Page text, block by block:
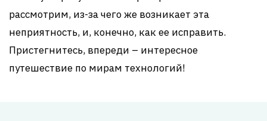
рассмотрим, из-за чего же возникает эта
неприятность, и, конечно, как ее исправить.
Пристегнитесь, впереди – интересное
путешествие по мирам технологий!